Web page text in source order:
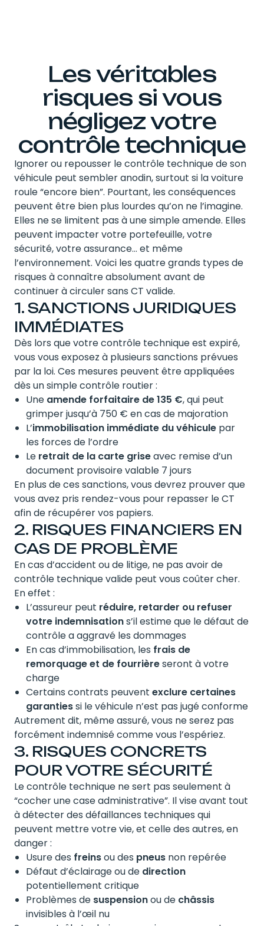
Les véritables
risques si vous
négligez votre
contrôle technique
Ignorer ou repousser le contrôle technique de son
véhicule peut sembler anodin, surtout si la voiture
roule “encore bien”. Pourtant, les conséquences
peuvent être bien plus lourdes qu’on ne l’imagine.
Elles ne se limitent pas à une simple amende. Elles
peuvent impacter votre portefeuille, votre
sécurité, votre assurance… et même
l’environnement. Voici les quatre grands types de
risques à connaître absolument avant de
continuer à circuler sans CT valide.
1. SANCTIONS JURIDIQUES
IMMÉDIATES
Dès lors que votre contrôle technique est expiré,
vous vous exposez à plusieurs sanctions prévues
par la loi. Ces mesures peuvent être appliquées
dès un simple contrôle routier :
Une amende forfaitaire de 135 €, qui peut
grimper jusqu’à 750 € en cas de majoration
L’immobilisation immédiate du véhicule par
les forces de l’ordre
Le retrait de la carte griseavec remise d’un
document provisoire valable 7 jours
En plus de ces sanctions, vous devrez prouver que
vous avez pris rendez-vous pour repasser le CT
afin de récupérer vos papiers.
2. RISQUES FINANCIERS EN
CAS DE PROBLÈME
En cas d’accident ou de litige, ne pas avoir de
contrôle technique valide peut vous coûter cher.
En effet :
L’assureur peut réduire, retarder ou refuser
votre indemnisations’il estime que le défaut de
contrôle a aggravé les dommages
En cas d’immobilisation, les frais de
remorquage et de fourrièreseront à votre
charge
Certains contrats peuvent exclure certaines
garantiessi le véhicule n’est pas jugé conforme
Autrement dit, même assuré, vous ne serez pas
forcément indemnisé comme vous l’espériez.
3. RISQUES CONCRETS
POUR VOTRE SÉCURITÉ
Le contrôle technique ne sert pas seulement à
“cocher une case administrative”. Il vise avant tout
à détecter des défaillances techniques qui
peuvent mettre votre vie, et celle des autres, en
danger :
Usure des freinsou des pneus non repérée
Défaut d’éclairage ou de direction
potentiellement critique
Problèmes de suspensionou de châssis
invisibles à l’œil nu